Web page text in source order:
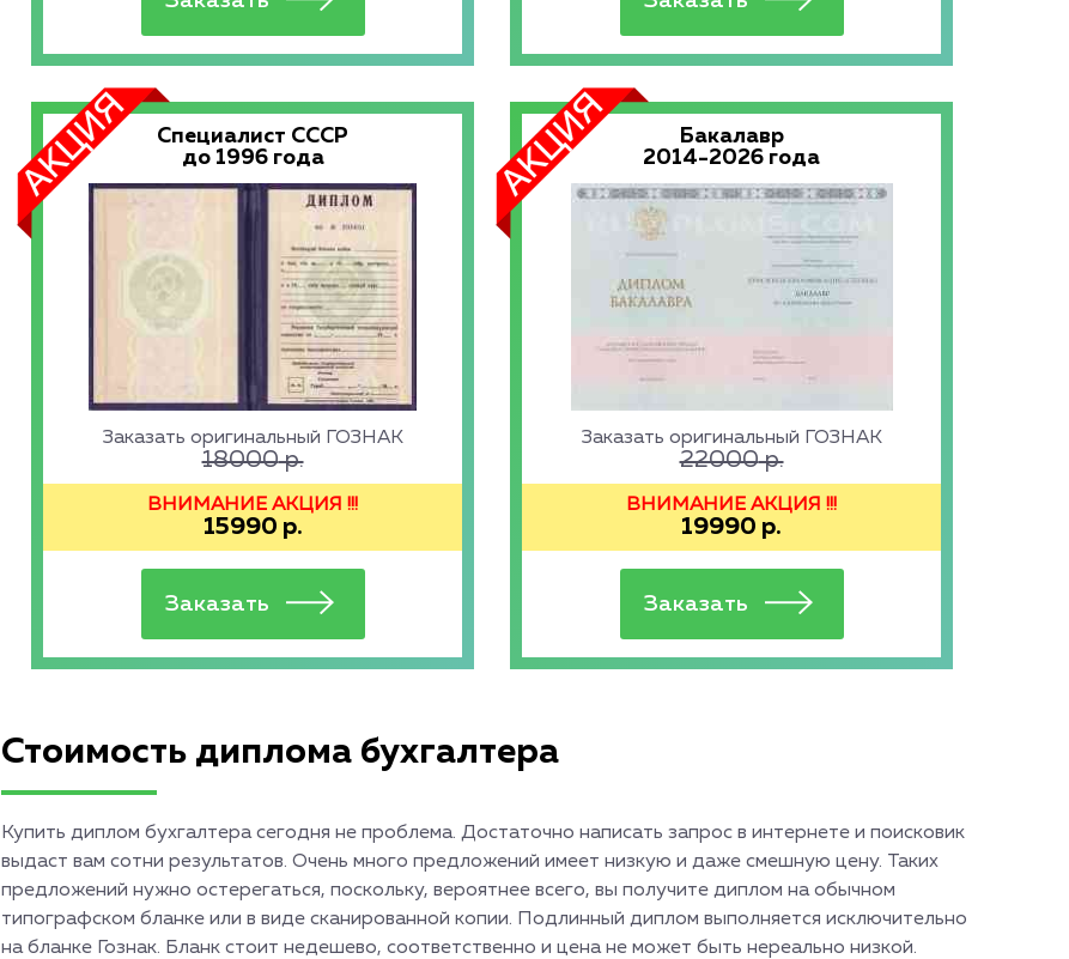
Специалист СССР
до 1996 года
Заказать оригинальный ГОЗНАК
18000р.
ВНИМАНИЕ АКЦИЯ !!!
15990 р.
Бакалавр
2014-2026 года
Заказать оригинальный ГОЗНАК
22000р.
ВНИМАНИЕ АКЦИЯ !!!
19990 р.
Стоимость диплома бухгалтера
Купить диплом бухгалтера сегодня не проблема. Достаточно написать запрос в интернете и поисковик
выдаст вам сотни результатов. Очень много предложений имеет низкую и даже смешную цену. Таких
предложений нужно остерегаться, поскольку, вероятнее всего, вы получите диплом на обычном
типографском бланке или в виде сканированной копии. Подлинный диплом выполняется исключительно
на бланке Гознак. Бланк стоит недешево, соответственно и цена не может быть нереально низкой.